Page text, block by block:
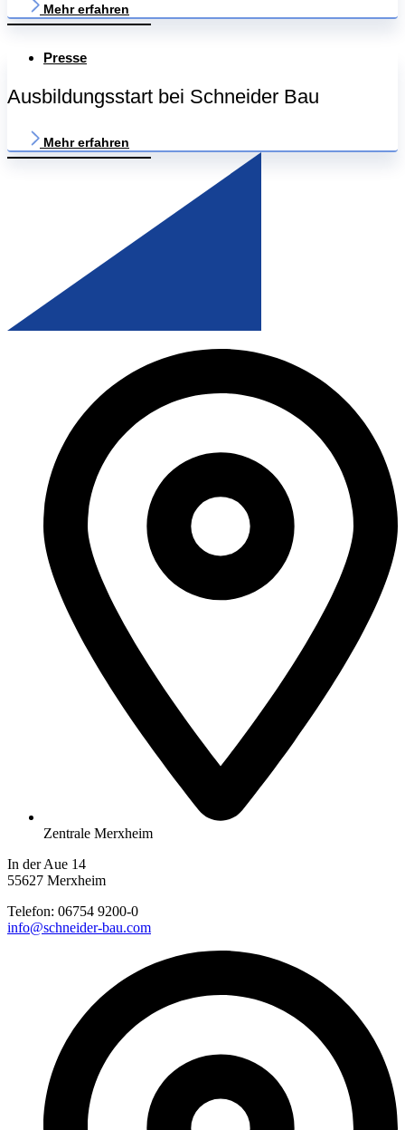
Mehr erfahren
Presse
Ausbildungsstart bei Schneider Bau
Mehr erfahren
Zentrale Merxheim
In der Aue 14
55627 Merxheim
Telefon: 06754 9200-0
info@schneider-bau.com